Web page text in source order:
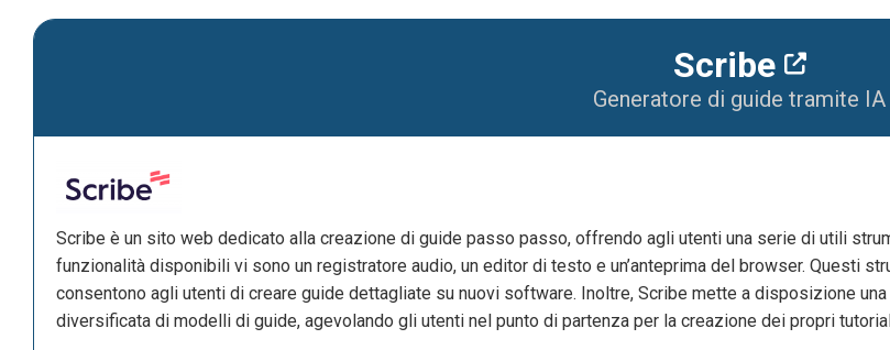
Scribe
Generatore di guide tramite IA
Scribe è un sito web dedicato alla creazione di guide passo passo, offrendo agli utenti una serie di utili
funzionalità disponibili vi sono un registratore audio, un editor di testo e un’anteprima del browser. Questi
consentono agli utenti di creare guide dettagliate su nuovi software. Inoltre, Scribe mette a disposizione una
diversificata di modelli di guide, agevolando gli utenti nel punto di partenza per la creazione dei propri